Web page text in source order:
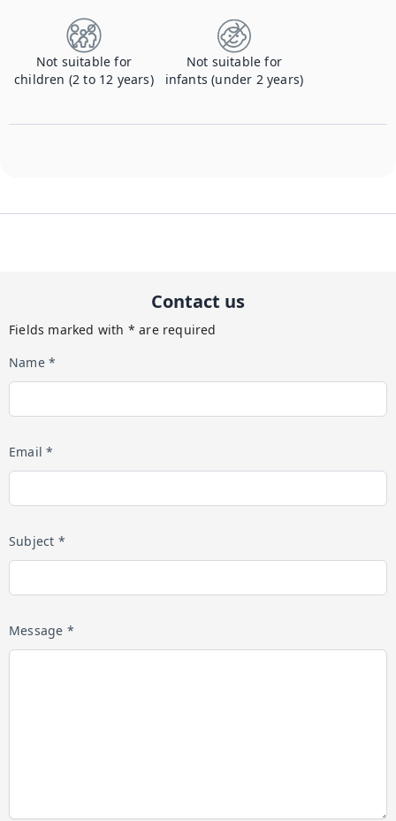
Not suitable for
children (2 to 12 years)
Not suitable for
infants (under 2 years)
Contact us
Fields marked with * are required
Name *
Email *
Subject *
Message *